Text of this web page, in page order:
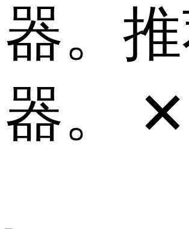
器。
器。
✕